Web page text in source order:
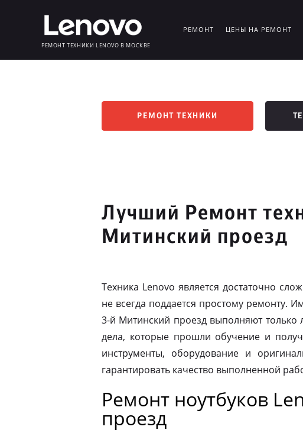
РЕМОНТ ТЕХНИКИ LENOVO В МОСКВЕ
РЕМОНТ ЦЕНЫ НА РЕМОНТ
РЕМОНТ ТЕХНИКИ
Лучший Ремонт
Митинский проезд
Техника Lenovo является достаточно
не всегда поддается простому ремонту.
3-й Митинский проезд выполняют
дела, которые прошли обучение и
инструменты, оборудование и
гарантировать качество выполненной
Ремонт ноутбуков
проезд